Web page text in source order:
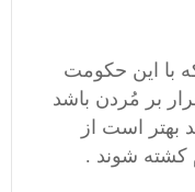
با این حکومت
بر مُردن باشد
است از
شوند .